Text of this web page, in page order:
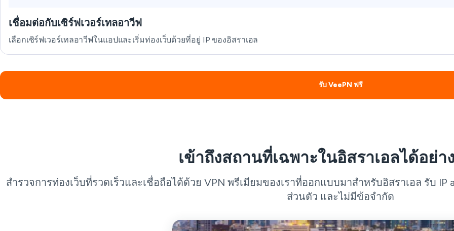
เชื่อมต่อกับเซิร์ฟเวอร์เทลอาวีฟ
เลือกเซิร์ฟเวอร์เทลอาวีฟในแอปและเริ่มท่องเว็บด้วยที่อยู่ IP ของอิสราเอล
รับ VeePN ฟรี
เข้าถึงสถานที่เฉพาะในอิสราเอลได้อย่า
สำรวจการท่องเว็บที่รวดเร็วและเชื่อถือได้ด้วย VPN พรีเมียมของเราที่ออกแบบมาสำหรับอิสราเอล รับ IP
ส่วนตัว และไม่มีข้อจำกัด